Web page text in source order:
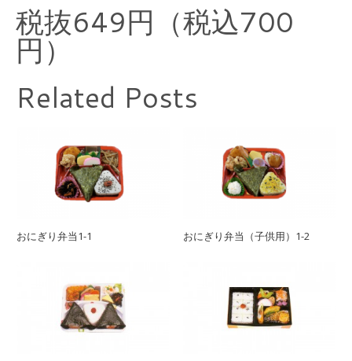
税抜649円（税込700
円）
Related Posts
おにぎり弁当1-1 おにぎり弁当（子供用）1-2